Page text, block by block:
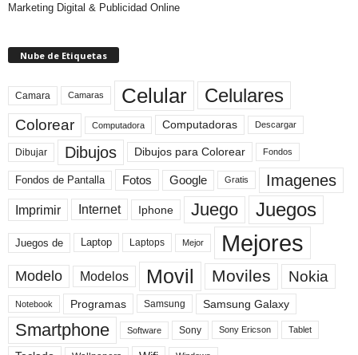
Marketing Digital & Publicidad Online
Nube de Etiquetas
Camara Camaras Celular Celulares
Colorear Computadora Computadoras Descargar
Dibujar Dibujos Dibujos para Colorear Fondos
Fondos de Pantalla Fotos Google Gratis Imagenes
Imprimir Internet Iphone Juego Juegos
Juegos de Laptop Laptops Mejor Mejores
Modelo Modelos Movil Moviles Nokia
Notebook Programas Samsung Samsung Galaxy
Smartphone Software Sony Sony Ericson Tablet